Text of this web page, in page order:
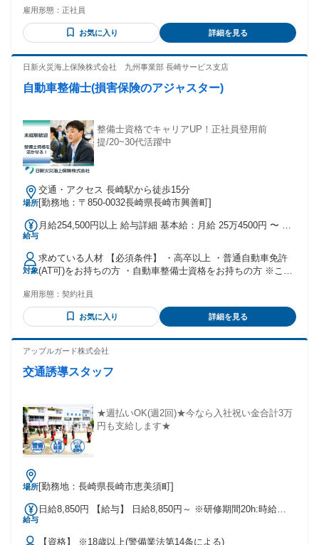
くても入社後OA研修があります ●地域で安定して長く活躍し
たい方 ●チームワークを大切にできる方 ●コツコツと地道に作
業を進められる方 ●根気よく仕事に取り組める方 パソコンで
大歓迎です！ ★守秘義務があるため、ルールを守れる方 経験
と理由：あり（例外事由3号のイ・40歳以下（長期勤続による
雇用形態： 正社員
お気に入り 詳細を見る
日新火災海上保険株式会社 九州事業部 長崎サービス支店
自動車整備士(損害保険のアジャスター)
整備士資格でキャリアUP！正社員登用前
提/20~30代活躍中
場所
交通・アクセス 長崎駅から徒歩15分
[勤務地：〒850-0032長崎県長崎市興善町]
給与
月給254,500円以上 給与詳細 基本給：月給 25万4500円 〜 固
皆勤・家族手当金額：なし 全員に一律で支払われるその他手
当金額：なし 月給に加え、以下手当を別途支給 【手当】 ・
交通費規定支給 ・残業手当 ・育英手当（規定あり） ・住宅
対象
求めている人材 【必須条件】 ・高卒以上 ・普通自動車免許
(AT可)をお持ちの方 ・⾃動⾞整備⼠資格をお持ちの方 ※これ
【優遇条件】 ・アジャスターの経験や資格をお持ちの方 ・ア
ジャスター3級以上の方は正社員採用 ＼こんな方にピッタリで
す！／ ◎整備士の資格を活かしてキャリアチェンジしたい方
る仕事を探されている方 ◎メーカー系ディーラーでの勤務経
学院／大学／自動車整備専門学校を卒業された方歓迎 ■第二
は、保険の知識だけでなく車の構造など技術知識も大切にな
るため、 これまでの経験が必ずアドバンテージになります！
＼元整備士多数！／ 先輩たちの声を紹介！ ◆元国産ディーラ
ー・Hさん 「子供が幼稚園に入るタイミングで、 土日祝休み
トバイの整備士・Tさん 「職場でアジャスターが損害調査を
仕事ですが、 アジャスターは頭脳プレー。 今後、歳を重ねて
た。」
雇用形態： 契約社員
お気に入り 詳細を見る
アップルガード株式会社
交通誘導スタッフ
★週払いOK(週2回)★今なら入社祝い金合計3万
円も支給します★
場所[勤務地：長崎県長崎市恵美須町]
給与
日給8,850円 【給与】 日給8,850円～ ※研修期間20h:時給
【資格】 ※18歳以上(警備業法第14条による)